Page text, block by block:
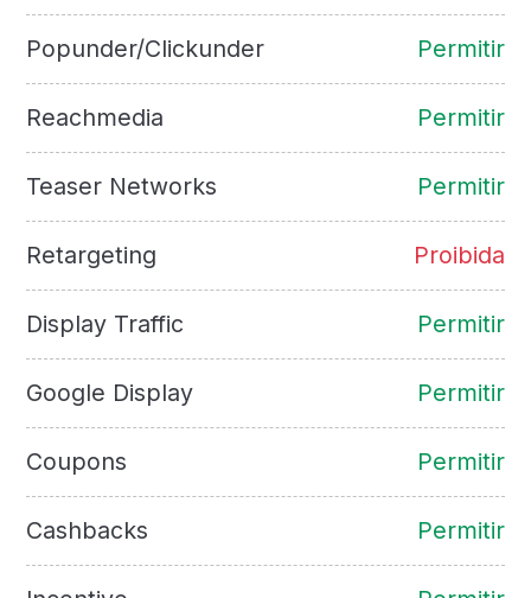
Popunder/Clickunder Permitir
Reachmedia Permitir
Teaser Networks Permitir
Retargeting Proibida
Display Traffic Permitir
Google Display Permitir
Coupons Permitir
Cashbacks Permitir